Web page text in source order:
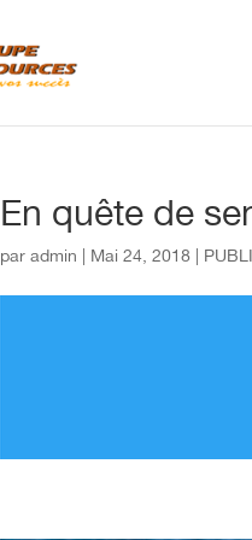
En quête de
paradmin Mai 24, 2018